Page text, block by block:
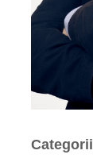
Categorii